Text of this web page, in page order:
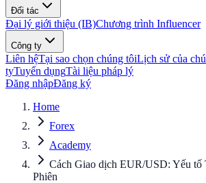
Đối tác
Đại lý giới thiệu (IB)Chương trình Influencer
Công ty
Liên hệTại sao chọn chúng tôiLịch sử của
tyTuyển dụngTài liệu pháp lý
Đăng nhậpĐăng ký
Home
Forex
Academy
Cách Giao dịch EUR/USD: Yếu tố
Phiên